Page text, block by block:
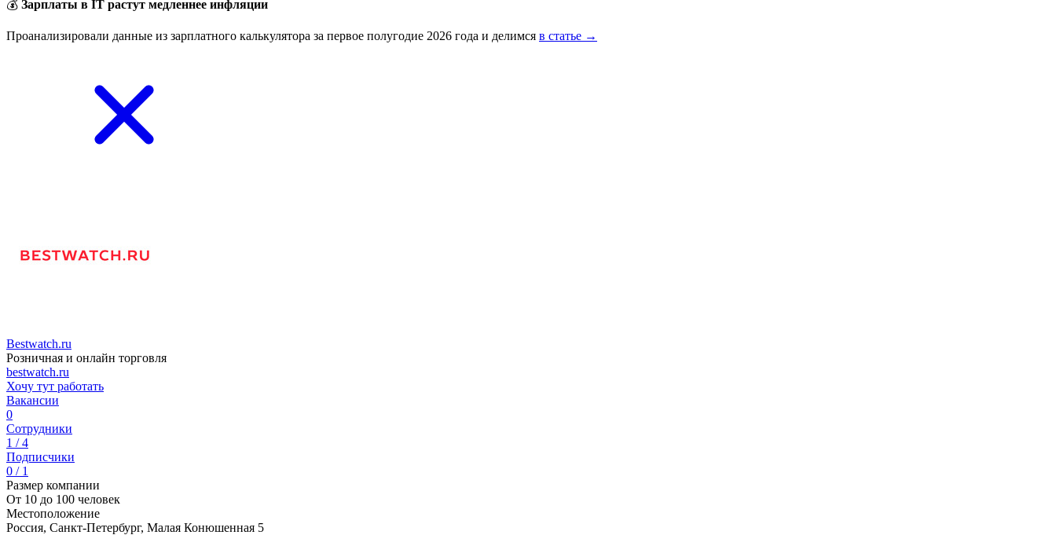
💰 Зарплаты в IT растут медленнее инфляции
Проанализировали данные из зарплатного калькулятора за первое полугодие 2026 года и делимся в статье →
Bestwatch.ru
Розничная и онлайн торговля
bestwatch.ru
Хочу тут работать
Вакансии
0
Сотрудники
1 / 4
Подписчики
0 / 1
Размер компании
От 10 до 100 человек
Местоположение
Россия, Санкт-Петербург, Малая Конюшенная 5